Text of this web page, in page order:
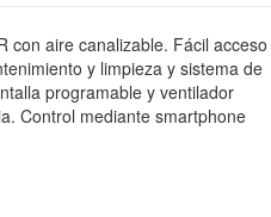
con aire canalizable. Fácil acceso
y limpieza y sistema de
programable y ventilador
Control mediante smartphone